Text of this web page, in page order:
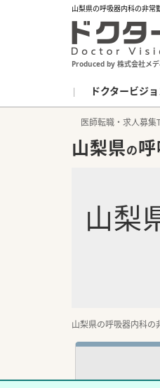
山梨県の呼吸器内科の非常
Produced by 株式会社メデ
ドクタービジ
医師転職・求人募集
山梨県の
山梨
山梨県の呼吸器内科の